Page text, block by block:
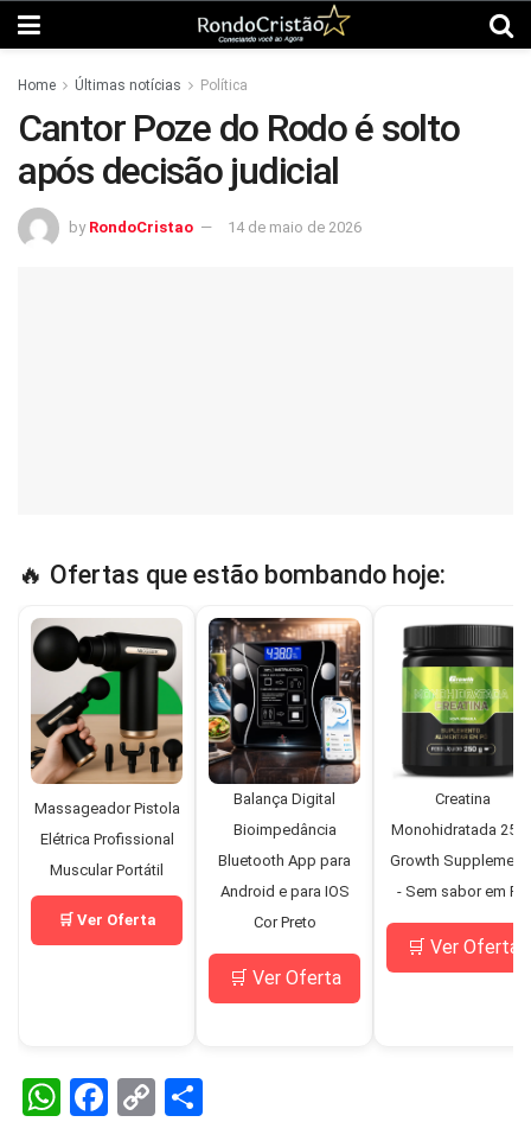
Home Últimas notícias Política
Cantor Poze do Rodo é solto
após decisão judicial
by RondoCristao 14 de maio de 2026
🔥 Ofertas que estão bombando hoje:
Massageador Pistola
Elétrica Profissional
Muscular Portátil
🛒 Ver Oferta
Balança Digital
Bioimpedância
Bluetooth App para
Android e para IOS
Cor Preto
🛒 Ver Oferta
Creatina
Monohidratada
Growth
- Sem sabor em Pó
🛒 Ver Oferta
W
F
C